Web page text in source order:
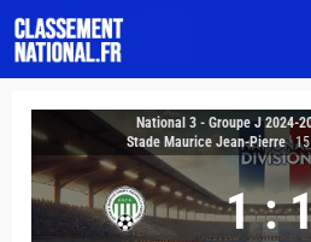
National 3 - Groupe J 2024-
Stade Maurice Jean-Pierre |
1 :